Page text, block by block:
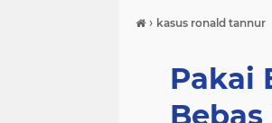
› kasus ronald tannur
Pakai